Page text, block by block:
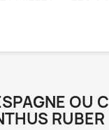
OU
RUBER